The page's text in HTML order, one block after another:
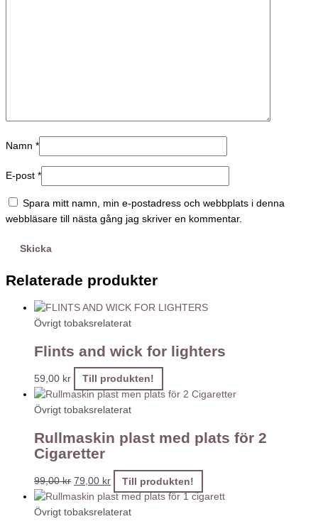
Namn *
E-post *
Spara mitt namn, min e-postadress och webbplats i denna
webbläsare till nästa gång jag skriver en kommentar.
Relaterade produkter
Övrigt tobaksrelaterat
Flints and wick for lighters
59,00 kr Till produkten!
Övrigt tobaksrelaterat
Rullmaskin plast med plats för 2
Cigaretter
99,00kr 79,00 kr Till produkten!
Övrigt tobaksrelaterat